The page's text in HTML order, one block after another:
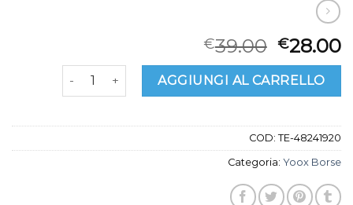
€39.00 €28.00
yoox borse quantitàAGGIUNGI AL CARRELLO
COD: TE-48241920
Categoria: Yoox Borse